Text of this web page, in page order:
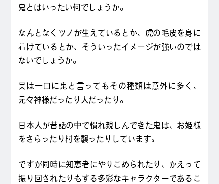
鬼とはいったい何でしょうか。
なんとなくツノが生えているとか、虎の毛皮を身に
着けているとか、そういったイメージが強いのでは
ないでしょうか。
実は一口に鬼と言ってもその種類は意外に多く、
元々神様だったり人だったり。
日本人が昔話の中で慣れ親しんできた鬼は、お姫様
をさらったり村を襲ったりしています。
ですが同時に知恵者にやりこめられたり、かえって
振り回されたりもする多彩なキャラクターであるこ